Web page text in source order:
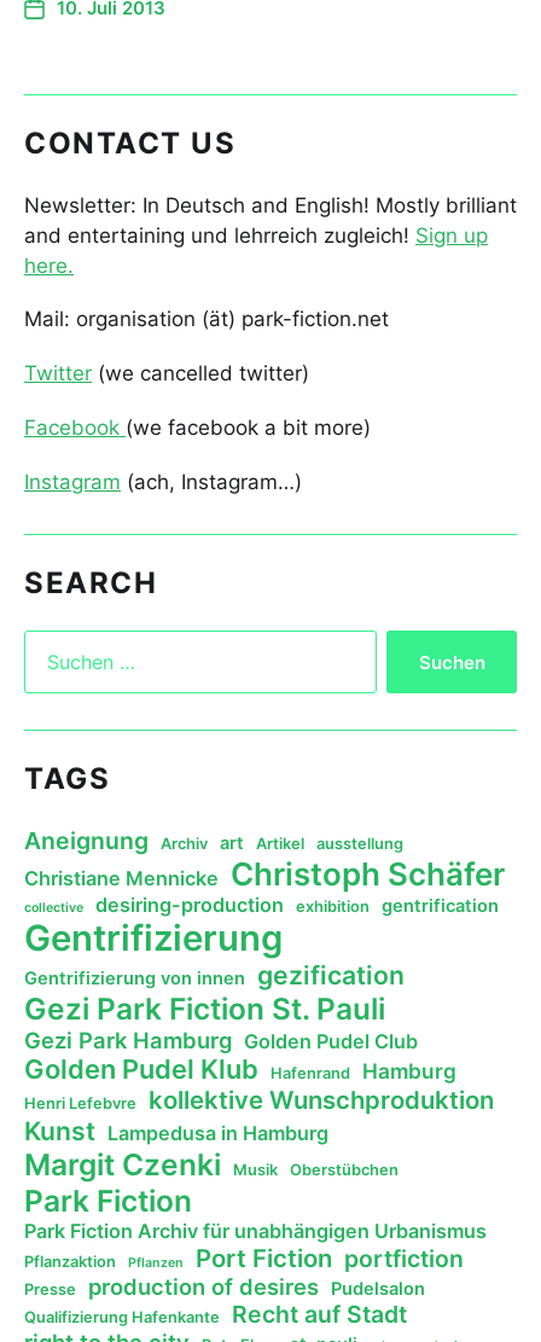
10. Juli 2013
CONTACT US
Newsletter: In Deutsch and English! Mostly brilliant
and entertaining und lehrreich zugleich! Sign up
here.
Mail: organisation (ät) park-fiction.net
Twitter (we cancelled twitter)
Facebook (we facebook a bit more)
Instagram (ach, Instagram…)
SEARCH
TAGS
Aneignung Archiv art Artikel ausstellung
Christiane Mennicke Christoph Schäfer
collective desiring-production exhibition gentrification
Gentrifizierung
Gentrifizierung von innen gezification
Gezi Park Fiction St. Pauli
Gezi Park Hamburg Golden Pudel Club
Golden Pudel Klub Hafenrand Hamburg
Henri Lefebvre kollektive Wunschproduktion
Kunst Lampedusa in Hamburg
Margit Czenki Musik Oberstübchen
Park Fiction
Park Fiction Archiv für unabhängigen Urbanismus
Pflanzaktion Pflanzen Port Fiction portfiction
Presse production of desires Pudelsalon
Qualifizierung Hafenkante Recht auf Stadt